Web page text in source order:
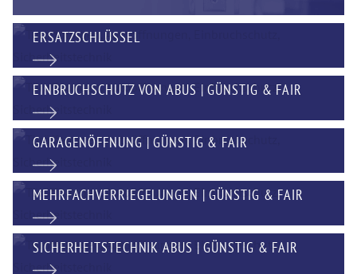
ERSATZSCHLÜSSEL
EINBRUCHSCHUTZ VON ABUS | GÜNSTIG & FAIR
GARAGENÖFFNUNG | GÜNSTIG & FAIR
MEHRFACHVERRIEGELUNGEN | GÜNSTIG & FAIR
SICHERHEITSTECHNIK ABUS | GÜNSTIG & FAIR